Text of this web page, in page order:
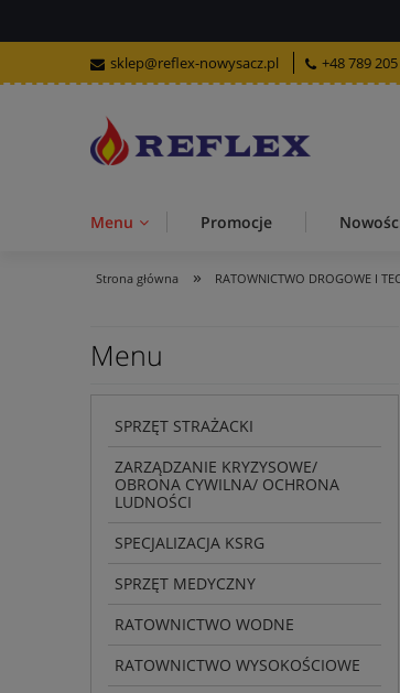
sklep@reflex-nowysacz.pl +48 789
Menu Promocje
Strona główna » RATOWNICTWO DROGOWE I
Menu
SPRZĘT STRAŻACKI
ZARZĄDZANIE KRYZYSOWE/
OBRONA CYWILNA/ OCHRONA
LUDNOŚCI
SPECJALIZACJA KSRG
SPRZĘT MEDYCZNY
RATOWNICTWO WODNE
RATOWNICTWO WYSOKOŚCIOWE